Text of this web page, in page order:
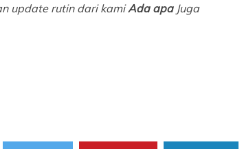
update rutin dari kamiAda apaJuga